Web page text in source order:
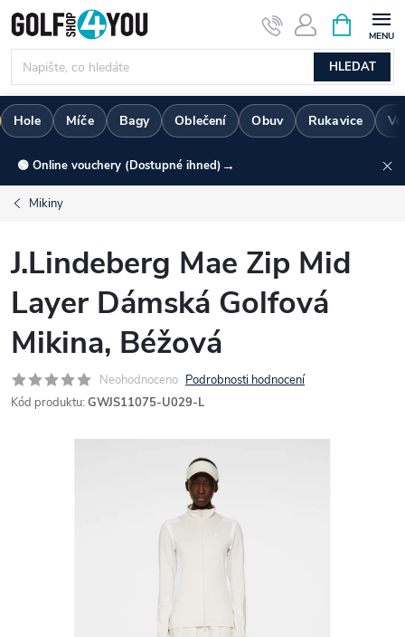
Přejít
na
obsah
HLEDAT
NÁKUPNÍ
KOŠÍK
Hole Míče Bagy Oblečení Obuv Rukavice
🟢 Online vouchery (Dostupné ihned) →
Mikiny
J.Lindeberg Mae Zip Mid
Layer Dámská Golfová
Mikina, Béžová
Neohodnoceno Podrobnosti hodnocení
Kód produktu: GWJS11075-U029-L